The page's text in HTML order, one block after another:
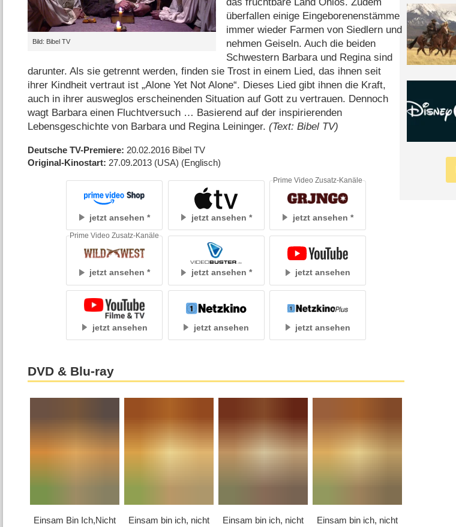
Bild: Bibel TV
überfallen einige Eingeborenenstämme
immer wieder Farmen von Siedlern und
nehmen Geiseln. Auch die beiden
Schwestern Barbara und Regina sind
darunter. Als sie getrennt werden, finden sie Trost in einem Lied, das ihnen seit
ihrer Kindheit vertraut ist „Alone Yet Not Alone“. Dieses Lied gibt ihnen die Kraft,
auch in ihrer ausweglos erscheinenden Situation auf Gott zu vertrauen. Dennoch
wagt Barbara einen Fluchtversuch … Basierend auf der inspirierenden
Lebensgeschichte von Barbara und Regina Leininger.(Text: Bibel TV)
Deutsche TV-Premiere 20.02.2016 Bibel TV
Original-Kinostart 27.09.2013 (USA) (Englisch)
jetzt ansehen jetzt ansehen jetzt ansehen
Prime Video Zusatz-Kanäle
jetzt ansehen
Prime Video Zusatz-Kanäle
jetzt ansehen jetzt ansehen
jetzt ansehen jetzt ansehen jetzt ansehen
DVD & Blu-ray
Einsam Bin Ich,Nicht
Einsam bin ich, nicht
Einsam bin ich, nicht
Einsam bin ich, nicht